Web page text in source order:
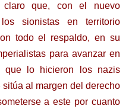
claro que, con el nuevo
sionistas en territorio
todo el respaldo, en su
para avanzar en
lo hicieron los nazis
al margen del derecho
a este por cuanto